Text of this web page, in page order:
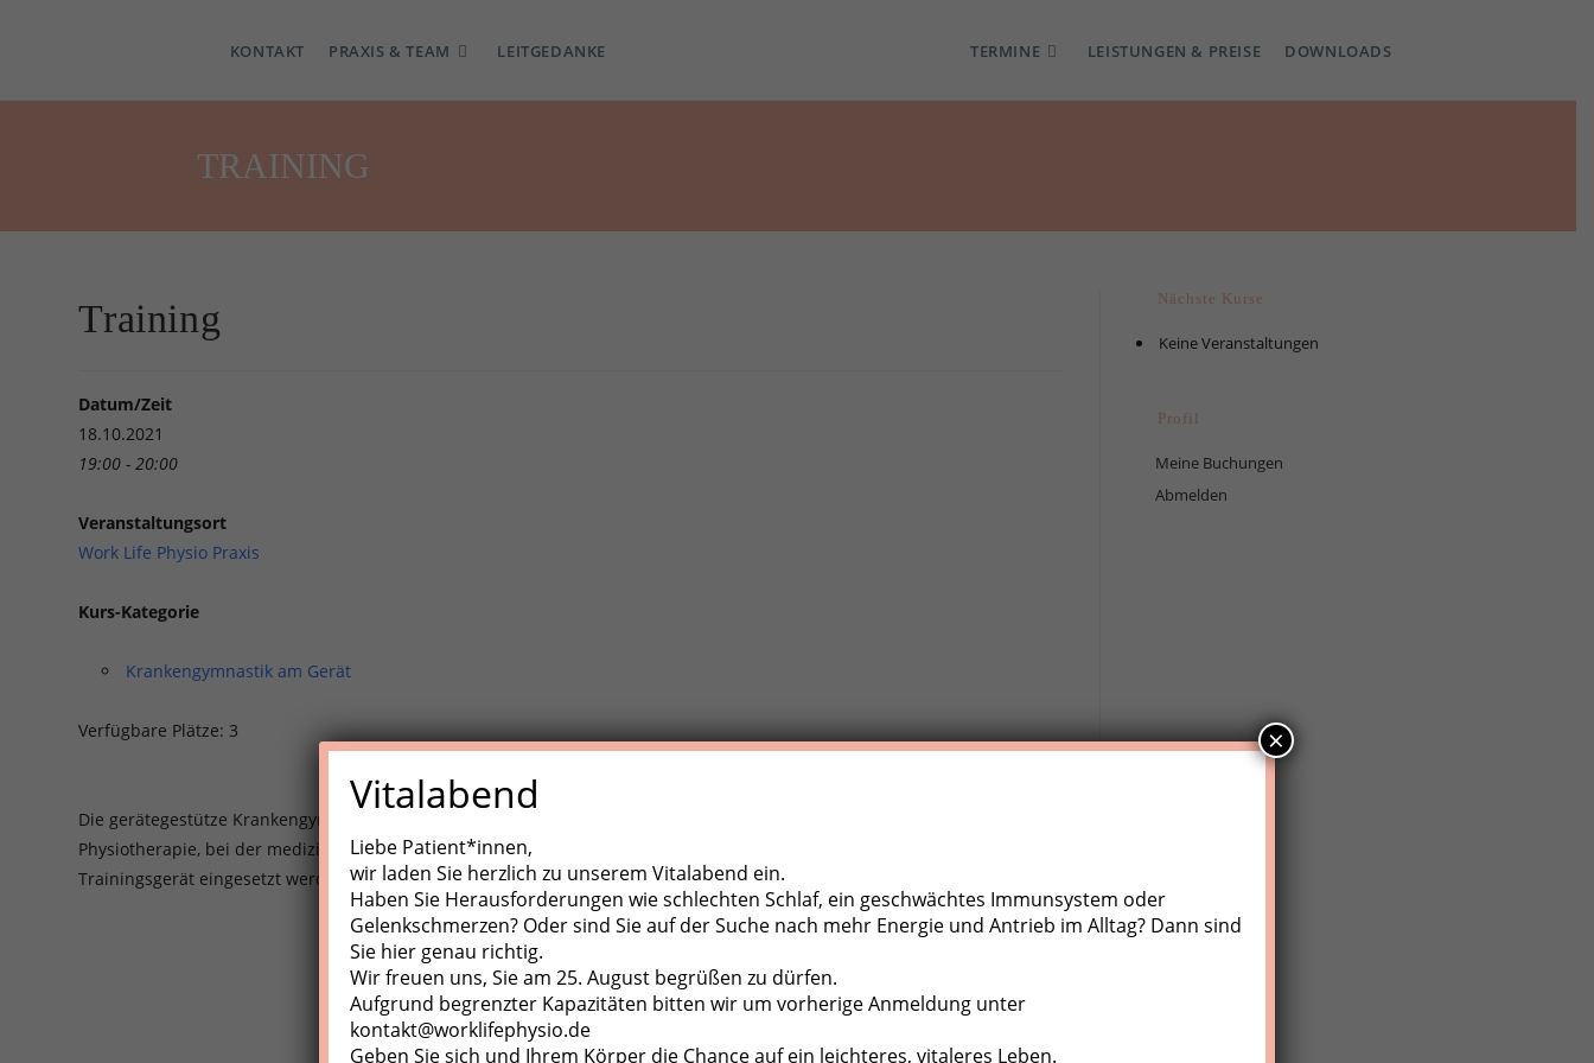
KONTAKT PRAXIS & TEAM LEITGEDANKE TERMINE LEISTUNGEN & PREISE DOWNLOADS
TRAINING
Training
Datum/Zeit
18.10.2021
19:00 - 20:00
Veranstaltungsort
Work Life Physio Praxis
Kurs-Kategorie
Krankengymnastik am Gerät
Verfügbare Plätze: 3
Die gerätegestütze Krankengynmnastik (KGG)/Medizinische Trainigstherapie (MTT) ist eine aktive Behandlungsform der
Physiotherapie, bei der medizinische Trainingsgeräte, Zugapparate, diverse Kleingeräte und der eigene Körper als
Trainingsgerät eingesetzt werden.
Nächste Kurse
Keine Veranstaltungen
Profil
Meine Buchungen
Abmelden
Vitalabend
Liebe Patient*innen,
wir laden Sie herzlich zu unserem Vitalabend ein.
Haben Sie Herausforderungen wie schlechten Schlaf, ein geschwächtes Immunsystem oder
Gelenkschmerzen? Oder sind Sie auf der Suche nach mehr Energie und Antrieb im Alltag? Dann sind
Sie hier genau richtig.
Wir freuen uns, Sie am 25. August begrüßen zu dürfen.
Aufgrund begrenzter Kapazitäten bitten wir um vorherige Anmeldung unter
kontakt@worklifephysio.de
Geben Sie sich und Ihrem Körper die Chance auf ein leichteres, vitaleres Leben.
×